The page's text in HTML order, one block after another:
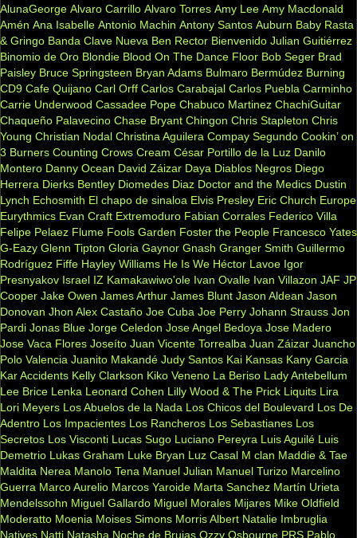
AlunaGeorge Alvaro Carrillo Alvaro Torres Amy Lee Amy Macdonald
Amén Ana Isabelle Antonio Machin Antony Santos Auburn Baby Rasta
& Gringo Banda Clave Nueva Ben Rector Bienvenido Julian Guitiérrez
Binomio de Oro Blondie Blood On The Dance Floor Bob Seger Brad
Paisley Bruce Springsteen Bryan Adams Bulmaro Bermúdez Burning
CD9 Cafe Quijano Carl Orff Carlos Carabajal Carlos Puebla Carminho
Carrie Underwood Cassadee Pope Chabuco Martinez ChachiGuitar
Chaqueño Palavecino Chase Bryant Chingon Chris Stapleton Chris
Young Christian Nodal Christina Aguilera Compay Segundo Cookin’ on
3 Burners Counting Crows Cream César Portillo de la Luz Danilo
Montero Danny Ocean David Záizar Daya Diablos Negros Diego
Herrera Dierks Bentley Diomedes Diaz Doctor and the Medics Dustin
Lynch Echosmith El chapo de sinaloa Elvis Presley Eric Church Europe
Eurythmics Evan Craft Extremoduro Fabian Corrales Federico Villa
Felipe Pelaez Flume Fools Garden Foster the People Francesco Yates
G-Eazy Glenn Tipton Gloria Gaynor Gnash Granger Smith Guillermo
Rodríguez Fiffe Hayley Williams He Is We Héctor Lavoe Igor
Presnyakov Israel IZ Kamakawiwo'ole Ivan Ovalle Ivan Villazon JAF JP
Cooper Jake Owen James Arthur James Blunt Jason Aldean Jason
Donovan Jhon Alex Castaño Joe Cuba Joe Perry Johann Strauss Jon
Pardi Jonas Blue Jorge Celedon Jose Angel Bedoya Jose Madero
Jose Vaca Flores Joseíto Juan Vicente Torrealba Juan Záizar Juancho
Polo Valencia Juanito Makandé Judy Santos Kai Kansas Kany Garcia
Kar Accidents Kelly Clarkson Kiko Veneno La Beriso Lady Antebellum
Lee Brice Lenka Leonard Cohen Lilly Wood & The Prick Liquits Lira
Lori Meyers Los Abuelos de la Nada Los Chicos del Boulevard Los De
Adentro Los Impacientes Los Rancheros Los Sebastianes Los
Secretos Los Visconti Lucas Sugo Luciano Pereyra Luis Aguilé Luis
Demetrio Lukas Graham Luke Bryan Luz Casal M clan Maddie & Tae
Maldita Nerea Manolo Tena Manuel Julian Manuel Turizo Marcelino
Guerra Marco Aurelio Marcos Yaroide Marta Sanchez Martín Urieta
Mendelssohn Miguel Gallardo Miguel Morales Mijares Mike Oldfield
Moderatto Moenia Moises Simons Morris Albert Natalie Imbruglia
Natives Natti Natasha Noche de Brujas Ozzy Osbourne PRS Pablo